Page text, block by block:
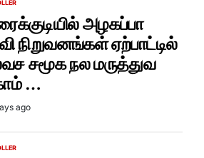
அழகப்பா
நிறுவனங்கள் ஏற்பாட்டில்
சமூக நல மருத்துவ
…
ago